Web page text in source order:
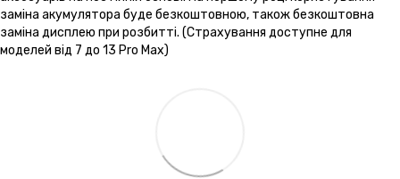
заміна акумулятора буде безкоштовною, також безкоштовна
заміна дисплею при розбитті. (Страхування доступне для
моделей від 7 до 13 Pro Max)